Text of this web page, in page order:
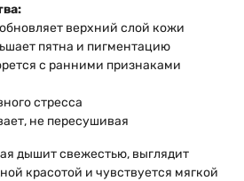
верхний слой кожи
пятна и пигментацию
с ранними признаками
стресса
не пересушивая
дышит свежестью, выглядит
красотой и чувствуется мягкой